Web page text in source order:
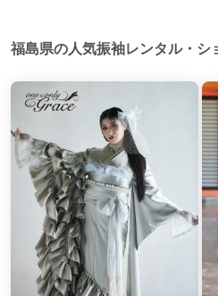
福島県の人気振袖レンタル・シ